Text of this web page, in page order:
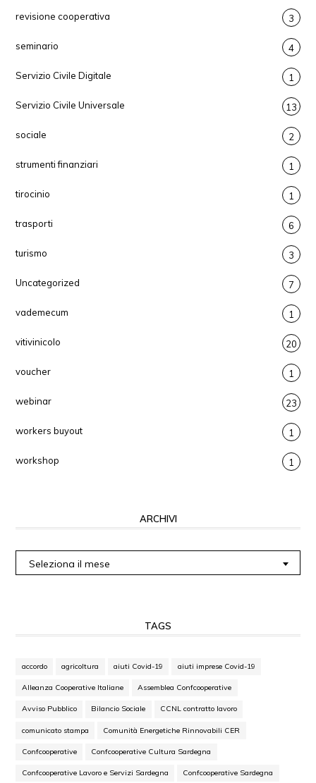
revisione cooperativa 3
seminario 4
Servizio Civile Digitale 1
Servizio Civile Universale 13
sociale 2
strumenti finanziari 1
tirocinio 1
trasporti 6
turismo 3
Uncategorized 7
vademecum 1
vitivinicolo 20
voucher 1
webinar 23
workers buyout 1
workshop 1
ARCHIVI
Seleziona il mese
TAGS
accordo agricoltura aiuti Covid-19 aiuti imprese Covid-19
Alleanza Cooperative Italiane Assemblea Confcooperative
Avviso Pubblico Bilancio Sociale CCNL contratto lavoro
comunicato stampa Comunità Energetiche Rinnovabili CER
Confcooperative Confcooperative Cultura Sardegna
Confcooperative Lavoro e Servizi Sardegna Confcooperative Sardegna